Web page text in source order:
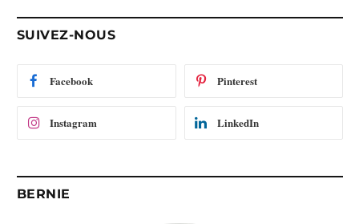
m
SUIVEZ-NOUS
Facebook Pinterest
Instagram LinkedIn
BERNIE